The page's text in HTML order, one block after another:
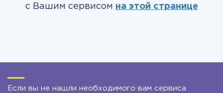
с Вашим сервисом на этой странице
Если вы не нашли необходимого вам сервиса